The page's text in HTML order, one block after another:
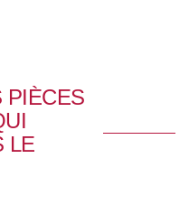
PIÈCES
LE